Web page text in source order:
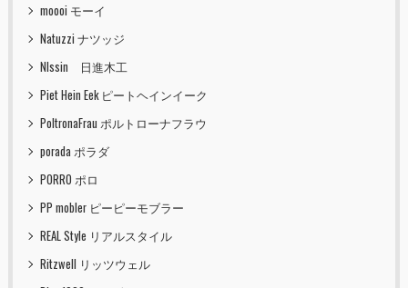
moooi モーイ
Natuzzi ナツッジ
NIssin 日進木工
Piet Hein Eek ピートヘインイーク
PoltronaFrau ポルトローナフラウ
porada ポラダ
PORRO ポロ
PP mobler ピーピーモブラー
REAL Style リアルスタイル
Ritzwell リッツウェル